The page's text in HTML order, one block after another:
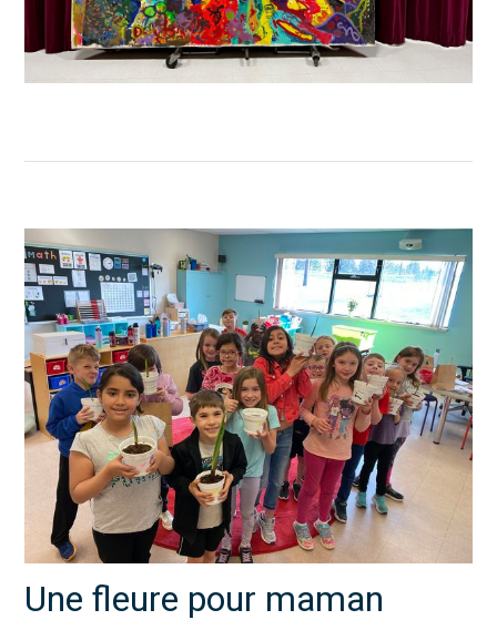
Une fleure pour maman